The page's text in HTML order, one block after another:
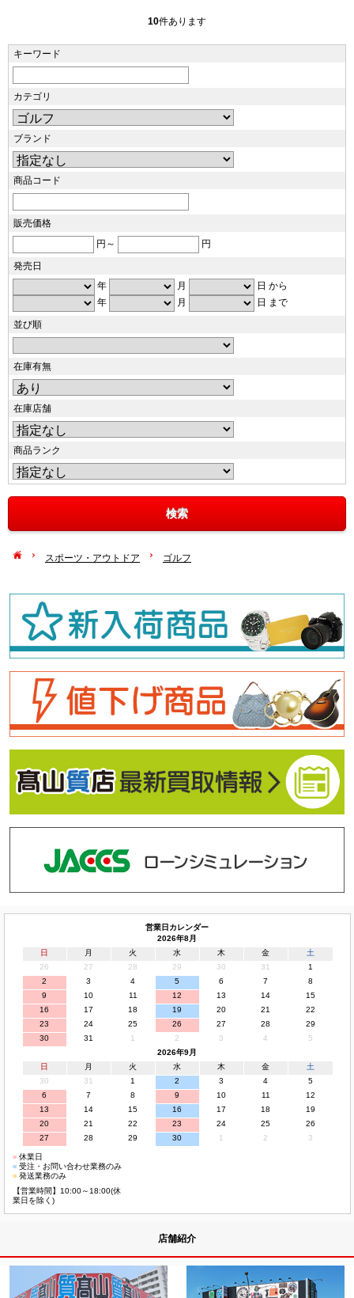
10件あります
キーワード
カテゴリ
ブランド
商品コード
販売価格
円～
円
発売日
年
月
日 から
年
月
日 まで
並び順
在庫有無
在庫店舗
商品ランク
スポーツ・アウトドア ゴルフ
営業日カレンダー
2026年8月
日
月 火 水 木 金
土
26
27 28 29 30 31
1
2
3 4 5 6 7
8
9
10 11 12 13 14
15
16
17 18 19 20 21
22
23
24 25 26 27 28
29
30
31 1 2 3 4
5
2026年9月
日
月 火 水 木 金
土
30
31 1 2 3 4
5
6
7 8 9 10 11
12
13
14 15 16 17 18
19
20
21 22 23 24 25
26
27
28 29 30 1 2 3
■休業日
■受注・お問い合わせ業務のみ
■発送業務のみ
【営業時間】10:00～18:00(休
業日を除く)
店舗紹介